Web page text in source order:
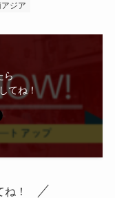
ジア
ら
てね！
！